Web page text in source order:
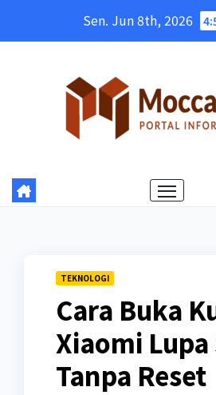
Sen. Jun 8th, 2026
TEKNOLOGI
Cara Buka
Xiaomi Lupa
Tanpa Reset